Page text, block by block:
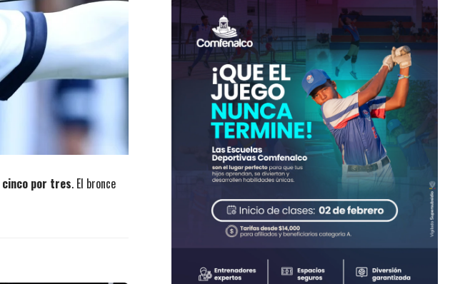
cinco por tres. El bronce